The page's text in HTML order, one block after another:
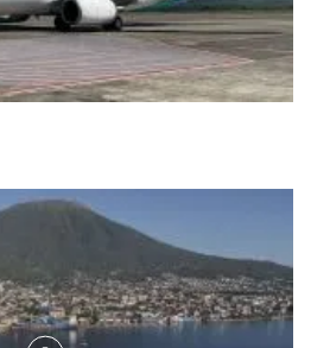
arus balik di Aceh